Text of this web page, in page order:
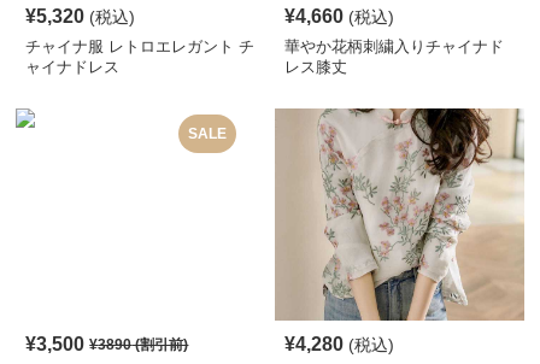
¥5,320 (税込)
チャイナ服 レトロエレガント チ
ャイナドレス
¥4,660 (税込)
華やか花柄刺繍入りチャイナド
レス膝丈
SALE
¥3,500 ¥3890(割引前) ¥4,280 (税込)